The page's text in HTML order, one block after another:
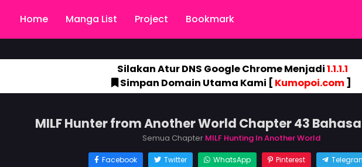
Home Manga List Project Bookmark
Silakan Atur DNS Google Chrome Menjadi1.1.1.1
Simpan Domain Utama Kami [ Kumopoi.com]
MILF Hunter from Another World Chapter 43
Semua Chapter MILF Hunting In Another World
Facebook Twitter WhatsApp Pinterest